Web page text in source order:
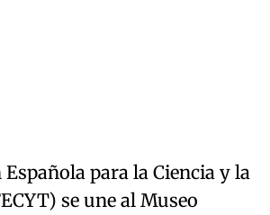
para la Ciencia y la
se une al Museo